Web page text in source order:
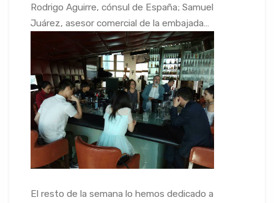
Rodrigo Aguirre, cónsul de España; Samuel
Juárez, asesor comercial de la embajada…
El resto de la semana lo hemos dedicado a